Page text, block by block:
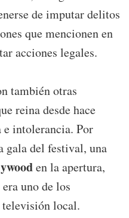
de imputar delitos
que mencionen en
acciones legales.
también otras
reina desde hace
e intolerancia. Por
gala del festival, una
en la apertura,
uno de los
televisión local.